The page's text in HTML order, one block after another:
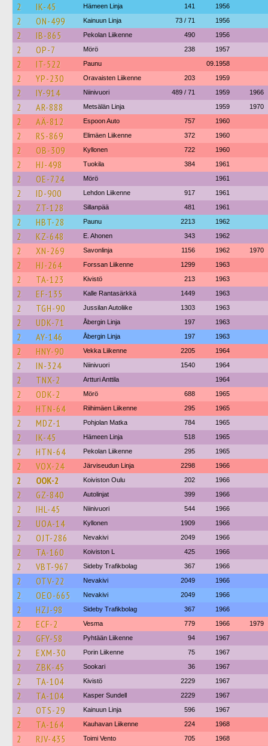
2 IK-45 Hämeen Linja 141 1956
2 ON-499 Kainuun Linja 73 / 71 1956
2 IB-865 Pekolan Liikenne 490 1956
2 OP-7 Mörö 238 1957
2 IT-522 Paunu 09.1958
2 YP-230 Oravaisten Liikenne 203 1959
2 IY-914 Niinivuori 489 / 71 1959 1966
2 AR-888 Metsälän Linja 1959 1970
2 AÄ-812 Espoon Auto 757 1960
2 RS-869 Elimäen Liikenne 372 1960
2 OB-309 Kyllonen 722 1960
2 HJ-498 Tuokila 384 1961
2 OE-724 Mörö 1961
2 ID-900 Lehdon Liikenne 917 1961
2 ZT-128 Sillanpää 481 1961
2 HBT-28 Paunu 2213 1962
2 KZ-648 E. Ahonen 343 1962
2 XN-269 Savonlinja 1156 1962 1970
2 HJ-264 Forssan Liikenne 1299 1963
2 TA-123 Kivistö 213 1963
2 EF-135 Kalle Rantasärkkä 1449 1963
2 TGH-90 Jussilan Autoliike 1303 1963
2 UDK-71 Åbergin Linja 197 1963
2 AY-146 Åbergin Linja 197 1963
2 HNY-90 Vekka Liikenne 2205 1964
2 IN-324 Niinivuori 1540 1964
2 TNX-2 Artturi Anttila 1964
2 ODK-2 Mörö 688 1965
2 HTN-64 Riihimäen Liikenne 295 1965
2 MDZ-1 Pohjolan Matka 784 1965
2 IK-45 Hämeen Linja 518 1965
2 HTN-64 Pekolan Liikenne 295 1965
2 VOX-24 Järviseudun Linja 2298 1966
2 OOK-2 Koiviston Oulu 202 1966
2 GZ-840 Autolinjat 399 1966
2 IHL-45 Niinivuori 544 1966
2 UOA-14 Kyllonen 1909 1966
2 OJT-286 Nevakivi 2049 1966
2 TA-160 Koiviston L 425 1966
2 VBT-967 Sideby Trafikbolag 367 1966
2 OTV-22 Nevakivi 2049 1966
2 OEO-665 Nevakivi 2049 1966
2 HZJ-98 Sideby Trafikbolag 367 1966
2 ECF-2 Vesma 779 1966 1979
2 GFY-58 Pyhtään Liikenne 94 1967
2 EXM-30 Porin Liikenne 75 1967
2 ZBK-45 Sookari 36 1967
2 TA-104 Kivistö 2229 1967
2 TA-104 Kasper Sundell 2229 1967
2 OTS-29 Kainuun Linja 596 1967
2 TA-164 Kauhavan Liikenne 224 1968
2 RJV-435 Toimi Vento 705 1968